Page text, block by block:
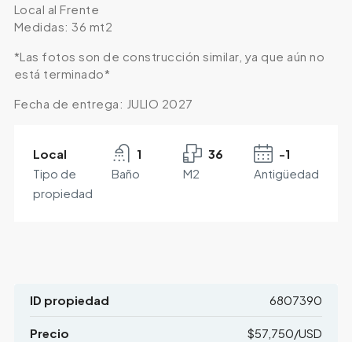
Local al Frente
Medidas: 36 mt2
*Las fotos son de construcción similar, ya que aún no
está terminado*
Fecha de entrega: JULIO 2027
Local
Tipo de
propiedad
1
Baño
36
M2
-1
Antigüedad
ID propiedad 6807390
Precio $57,750/USD